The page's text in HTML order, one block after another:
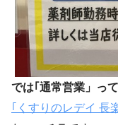
では｢通常営業」っ
｢くすりのレデイ 長